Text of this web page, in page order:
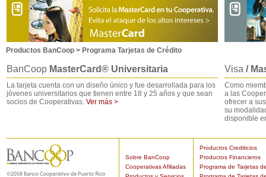
Productos BanCoop > Programa Tarjetas de Crédito
BanCoop MasterCard® Universitaria
La tarjeta cuenta con un diseño único y fue desarrollada para los
jóvenes universitarios que tienen entre 18 y 25 años y que sean
socios de Cooperativas. Ver más >
Visa /
Como
a las
ofrecer a
su
disponible
Sobre BanCoop
Cooperativas Afiliadas
Productos Crediticios
Productos Financieros
Programa de Tarjetas